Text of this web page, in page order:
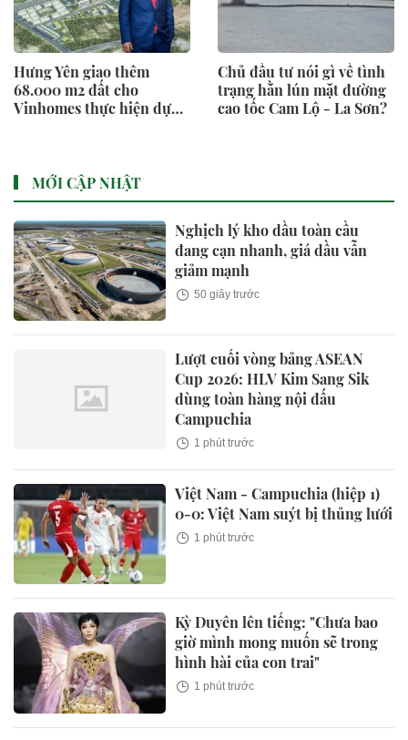
Hưng Yên giao thêm
68.000 m2 đất cho
Vinhomes thực hiện dự
Chủ đầu tư nói gì về tình
trạng hằn lún mặt đường
cao tốc Cam Lộ - La Sơn?
MỚI CẬP NHẬT
Nghịch lý kho dầu toàn cầu
đang cạn nhanh, giá dầu vẫn
giảm mạnh
50 giây trước
Lượt cuối vòng bảng ASEAN
Cup 2026: HLV Kim Sang Sik
dùng toàn hàng nội đấu
Campuchia
1 phút trước
Việt Nam - Campuchia (hiệp 1)
0-0: Việt Nam suýt bị thủng lưới
1 phút trước
Kỳ Duyên lên tiếng: "Chưa bao
giờ mình mong muốn sẽ trong
hình hài của con trai"
1 phút trước